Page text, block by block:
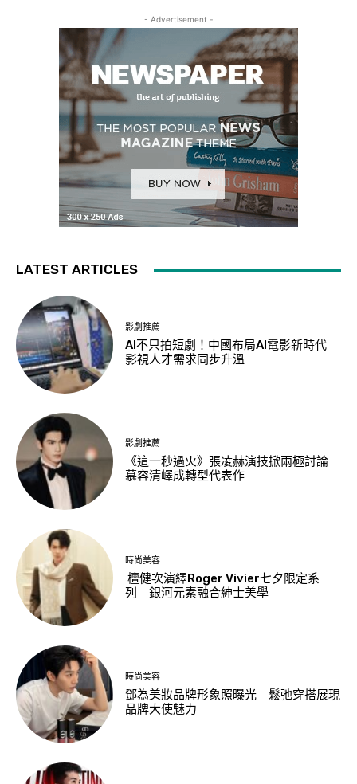
- Advertisement -
LATEST ARTICLES
影劇推薦
AI不只拍短劇！中國布局AI電影新時代
影視人才需求同步升溫
影劇推薦
《這一秒過火》張凌赫演技掀兩極討論
慕容清嶧成轉型代表作
時尚美容
檀健次演繹Roger Vivier七夕限定系
列 銀河元素融合紳士美學
時尚美容
鄧為美妝品牌形象照曝光 鬆弛穿搭展現
品牌大使魅力